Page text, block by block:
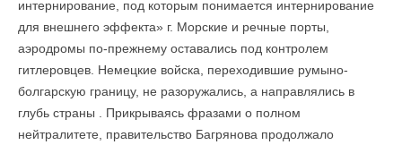
интернирование, под которым понимается интернирование
для внешнего эффекта» г. Морские и речные порты,
аэродромы по-прежнему оставались под контролем
гитлеровцев. Немецкие войска, переходившие румыно-
болгарскую границу, не разоружались, а направлялись в
глубь страны . Прикрываясь фразами о полном
нейтралитете, правительство Багрянова продолжало